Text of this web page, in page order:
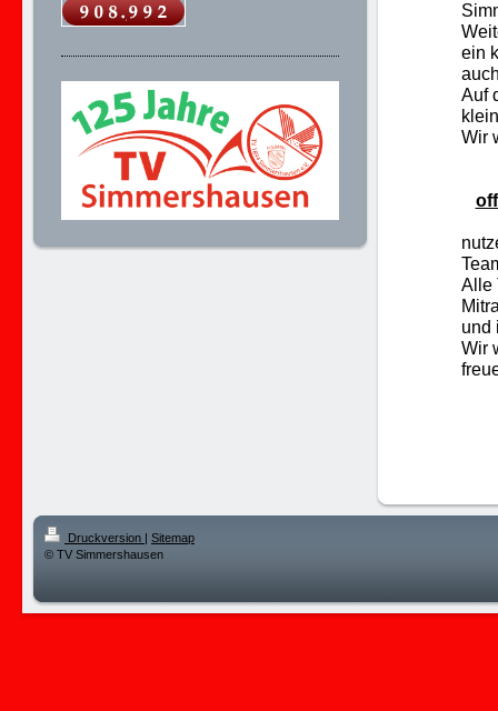
ein
Auf
Wir
Alle
und
Wir
Druckversion | Sitemap
© TV Simmershausen